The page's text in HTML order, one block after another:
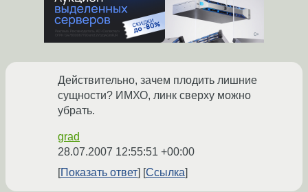
Действительно, зачем плодить лишние
сущности? ИМХО, линк сверху можно
убрать.
grad
28.07.2007 12:55:51 +00:00
Показать ответ
Ссылка